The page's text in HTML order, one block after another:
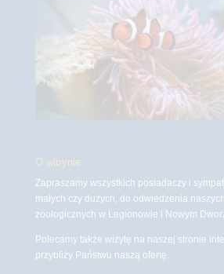
O witrynie
Zapraszamy wszystkich posiadaczy i
małych czy dużych, do odwiedzenia
zoologicznych w Legionowie i Nowym
Polecamy także wizytę na naszej stronie
przybliży Państwu naszą ofertę.